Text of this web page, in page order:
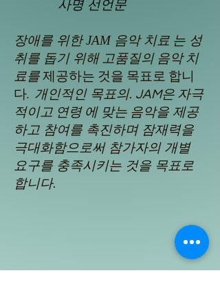
사명 선언문
장애를 위한 JAM 음악 치료 는 성
취를 돕기 위해 고품질의음악 치
료를 제공하는 것을 목표로 합니
다. 개인적인 목표의. JAM은 자극
적이고 연령 에 맞는 음악을 제공
하고 참여를 촉진하며 잠재력을
극대화함으로써 참가자의 개별
요구를 충족시키는 것을 목표로
합니다.